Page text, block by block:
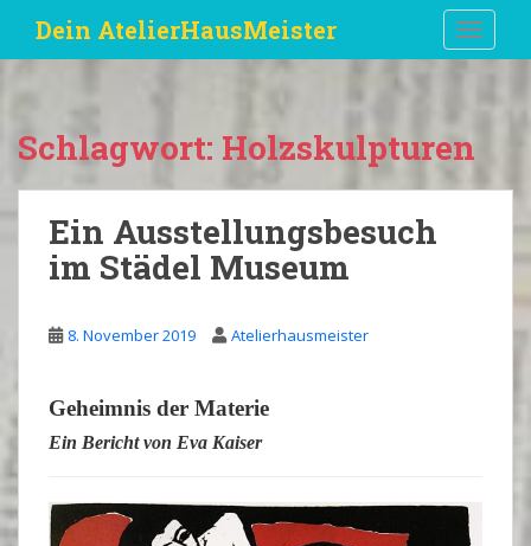
i
Dein AtelierHausMeister
Schlagwort: Holzskulpturen
Ein Ausstellungsbesuch
im Städel Museum
8. November 2019 Atelierhausmeister
Geheimnis der Materie
Ein Bericht von Eva Kaiser